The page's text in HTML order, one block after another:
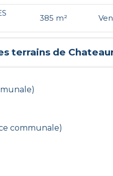
385 m²
terrains de
communale)